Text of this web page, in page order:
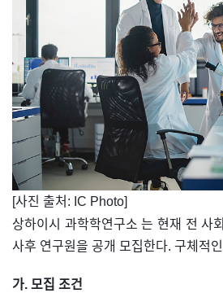
​[사진 출처: IC Photo]
상하이시 과학학연구소 는 현재 전 사
사후 연구원을 공개 모집한다. 구체적
가. 모집 조건